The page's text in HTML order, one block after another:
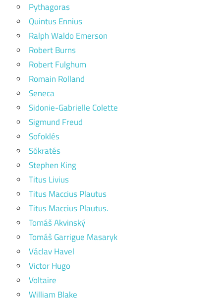
Pythagoras
Quintus Ennius
Ralph Waldo Emerson
Robert Burns
Robert Fulghum
Romain Rolland
Seneca
Sidonie-Gabrielle Colette
Sigmund Freud
Sofoklés
Sókratés
Stephen King
Titus Livius
Titus Maccius Plautus
Titus Maccius Plautus.
Tomáš Akvinský
Tomáš Garrigue Masaryk
Václav Havel
Victor Hugo
Voltaire
William Blake